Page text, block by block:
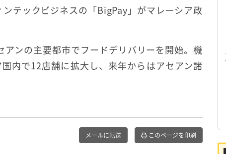
テックビジネスの「BigPay」がマレーシア政
ンの主要都市でフードデリバリーを開始。機
内で12店舗に拡大し、来年からはアセアン諸
メールに転送 このページを印刷